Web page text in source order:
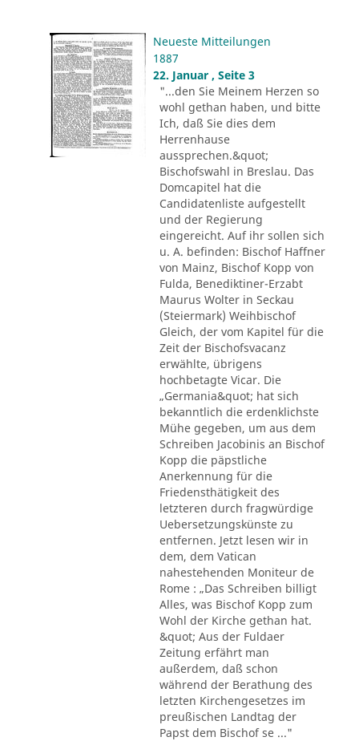
Neueste Mitteilungen
1887
22. Januar , Seite 3
"...den Sie Meinem Herzen so
wohl gethan haben, und bitte
Ich, daß Sie dies dem
Herrenhause
aussprechen.&quot;
Bischofswahl in Breslau. Das
Domcapitel hat die
Candidatenliste aufgestellt
und der Regierung
eingereicht. Auf ihr sollen sich
u. A. befinden: Bischof Haffner
von Mainz, Bischof Kopp von
Fulda, Benediktiner-Erzabt
Maurus Wolter in Seckau
(Steiermark) Weihbischof
Gleich, der vom Kapitel für die
Zeit der Bischofsvacanz
erwählte, übrigens
hochbetagte Vicar. Die
„Germania&quot; hat sich
bekanntlich die erdenklichste
Mühe gegeben, um aus dem
Schreiben Jacobinis an Bischof
Kopp die päpstliche
Anerkennung für die
Friedensthätigkeit des
letzteren durch fragwürdige
Uebersetzungskünste zu
entfernen. Jetzt lesen wir in
dem, dem Vatican
nahestehenden Moniteur de
Rome : „Das Schreiben billigt
Alles, was Bischof Kopp zum
Wohl der Kirche gethan hat.
&quot; Aus der Fuldaer
Zeitung erfährt man
außerdem, daß schon
während der Berathung des
letzten Kirchengesetzes im
preußischen Landtag der
Papst dem Bischof se ..."